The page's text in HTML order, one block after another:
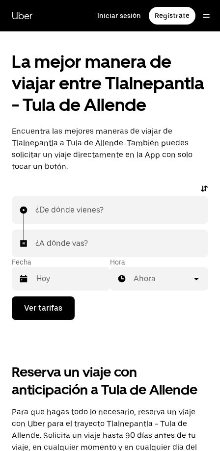
contenido
principal
Uber Iniciar sesión Regístrate
La mejor manera de
viajar entre Tlalnepantla
- Tula de Allende
Encuentra las mejores maneras de viajar de
Tlalnepantla a Tula de Allende. También puedes
solicitar un viaje directamente en la App con solo
tocar un botón.
¿De dónde vienes?
¿A dónde vas?
Fecha
Presiona
flecha
el
y
selecciona
una
fecha.
Presiona
la
tecla Esc
Hora
Ahora
Ver tarifas
Reserva un viaje con
anticipación a Tula de Allende
Para que hagas todo lo necesario, reserva un viaje
con Uber para el trayecto Tlalnepantla - Tula de
Allende. Solicita un viaje hasta 90 días antes de tu
viaje, en cualquier momento y en cualquier día del